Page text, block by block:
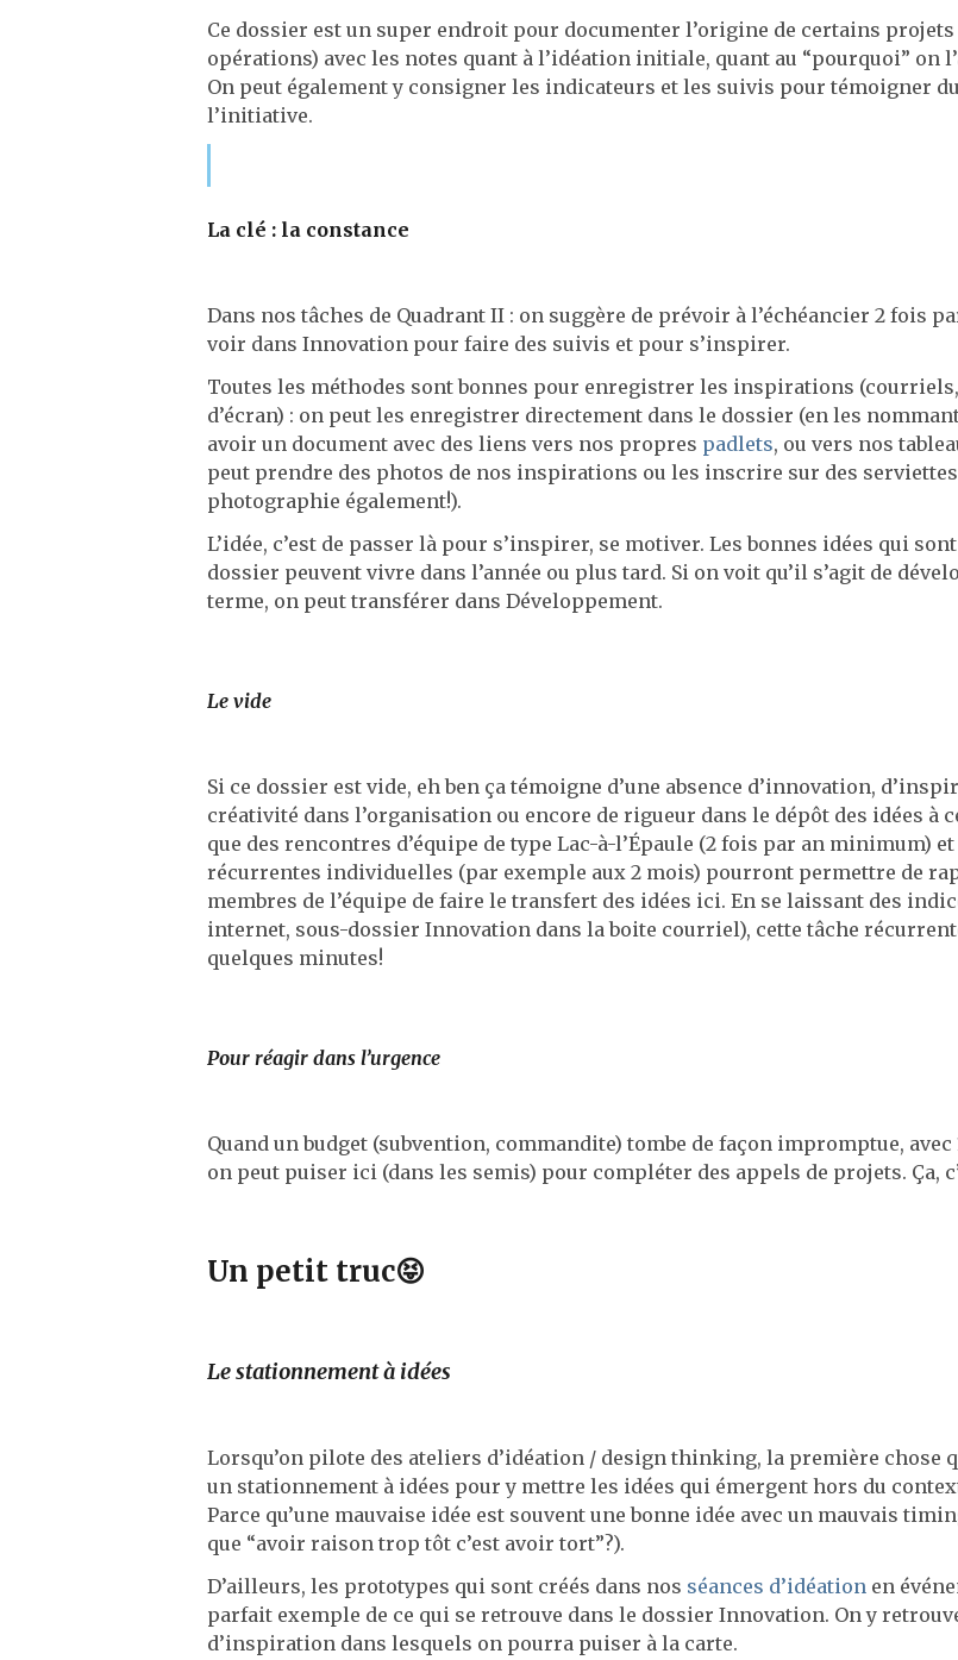
Ce dossier est un super endroit pour documenter l’origine de certains projets
opérations) avec les notes quant à l’idéation initiale, quant au “pourquoi” on
On peut également y consigner les indicateurs et les suivis pour témoigner
l’initiative.
La clé : la constance
Dans nos tâches de Quadrant II : on suggère de prévoir à l’échéancier 2 fois
voir dans Innovation pour faire des suivis et pour s’inspirer.
Toutes les méthodes sont bonnes pour enregistrer les inspirations
d’écran) : on peut les enregistrer directement dans le dossier (en les
avoir un document avec des liens vers nos propres padlets, ou vers nos
peut prendre des photos de nos inspirations ou les inscrire sur des serviettes
photographie également!).
L’idée, c’est de passer là pour s’inspirer, se motiver. Les bonnes idées qui
dossier peuvent vivre dans l’année ou plus tard. Si on voit qu’il s’agit de
terme, on peut transférer dans Développement.
Le vide
Si ce dossier est vide, eh ben ça témoigne d’une absence d’innovation,
créativité dans l’organisation ou encore de rigueur dans le dépôt des idées à
que des rencontres d’équipe de type Lac-à-l’Épaule (2 fois par an minimum)
récurrentes individuelles (par exemple aux 2 mois) pourront permettre de
membres de l’équipe de faire le transfert des idées ici. En se laissant des
internet, sous-dossier Innovation dans la boite courriel), cette tâche
quelques minutes!
Pour réagir dans l’urgence
Quand un budget (subvention, commandite) tombe de façon impromptue, avec
on peut puiser ici (dans les semis) pour compléter des appels de projets. Ça,
Un petit truc😝
Le stationnement à idées
Lorsqu’on pilote des ateliers d’idéation / design thinking, la première chose
un stationnement à idées pour y mettre les idées qui émergent hors du
Parce qu’une mauvaise idée est souvent une bonne idée avec un mauvais
que “avoir raison trop tôt c’est avoir tort”?).
D’ailleurs, les prototypes qui sont créés dans nos séances d’idéation en
parfait exemple de ce qui se retrouve dans le dossier Innovation. On y
d’inspiration dans lesquels on pourra puiser à la carte.